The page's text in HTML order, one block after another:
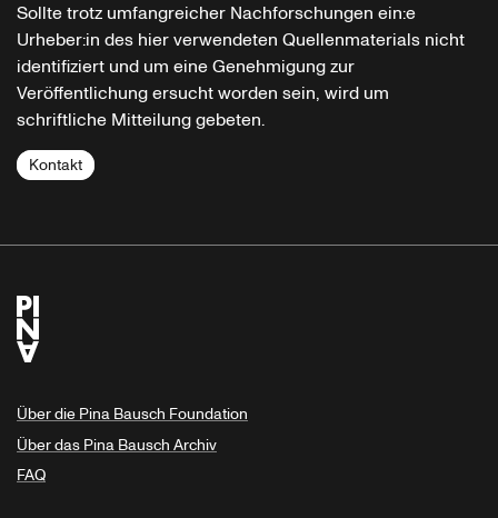
Sollte trotz umfangreicher Nachforschungen ein:e
Urheber:in des hier verwendeten Quellenmaterials nicht
identifiziert und um eine Genehmigung zur
Veröffentlichung ersucht worden sein, wird um
schriftliche Mitteilung gebeten.
Kontakt
Über die Pina Bausch Foundation
Über das Pina Bausch Archiv
FAQ